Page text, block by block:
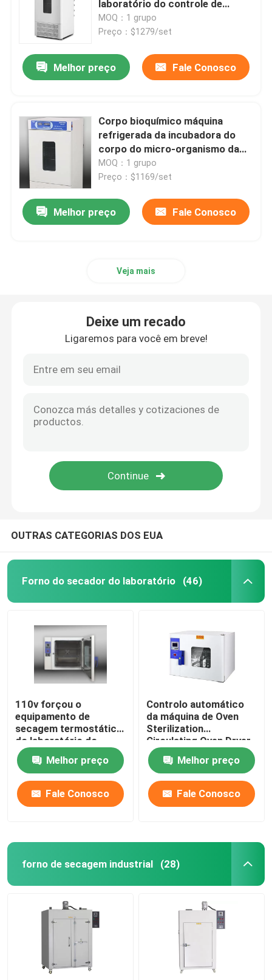
Shaker Incubator orbital
Incubadora do CO2
Câmaras de Teste Ambiental
Agitador de Incubadora de Plaquetas
Forno de mufla
laboratório do controle de
computador do LCD da
incubadora
MOQ：1 grupo
Preço：$1279/set
Melhor preço Fale Conosco
Corpo bioquímico máquina
refrigerada da incubadora do
corpo do micro-organismo da
incubadora 0-65C
MOQ：1 grupo
Preço：$1169/set
Melhor preço Fale Conosco
Veja mais
Deixe um recado
Ligaremos para você em breve!
OUTRAS CATEGORIAS DOS EUA
Forno do secador do laboratório (46)
110v forçou o
equipamento de
secagem termostático
do laboratório do
forno de secagem
60Hz da convecção
Melhor preço
Fale Conosco
Controlo automático
da máquina de Oven
Sterilization
Circulating Oven Dryer
do ar quente de DHG
Melhor preço
Fale Conosco
forno de secagem industrial (28)